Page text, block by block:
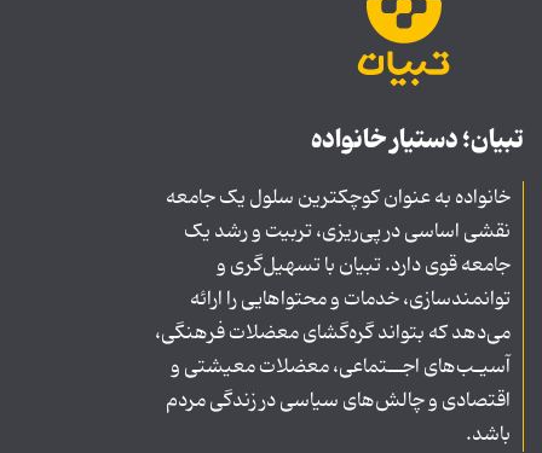
تبیان؛ دستیار خانواده
خانواده به عنوان کوچکترین سلول یک جامعه
نقشی اساسی در پی‌ریزی، تربیت و رشد یک
جامعه قوی دارد. تبیان با تسهیل‌گری و
توانمندسازی، خدمات و محتواهایی را ارائه
می‌دهد که بتواند گره‌گشای معضلات فرهنگی،
آسیـب‌های اجــتماعی، معضلات معیشتی و
اقتصادی و چالش‌های سیاسی در زندگی مردم
باشد.